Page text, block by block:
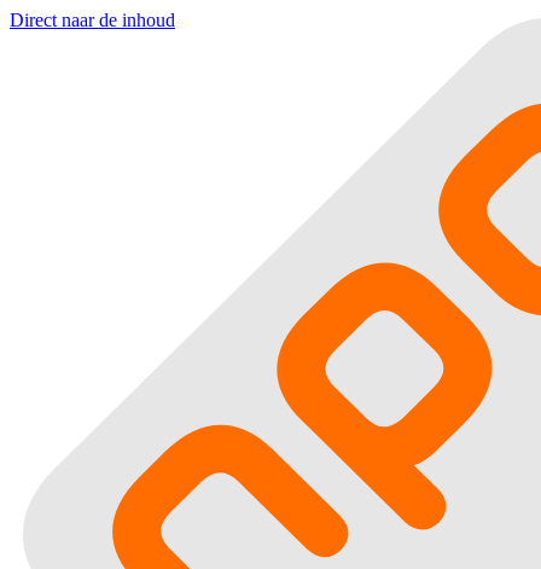
Direct naar de inhoud